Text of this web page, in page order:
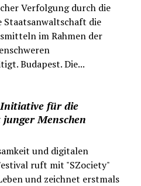
Verfolgung durch die
Staatsanwaltschaft die
im Rahmen der
Budapest. Die...
für die
junger Menschen
und digitalen
ruft mit "SZociety"
und zeichnet erstmals